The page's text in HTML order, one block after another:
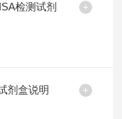
检测试剂
剂盒说明